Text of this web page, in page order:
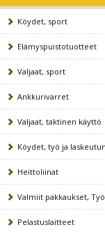
Köydet, sport
Elämyspuistotuotteet
Valjaat, sport
Ankkurivarret
Valjaat, taktinen käyttö
Heittoliinat
Valmiit pakkaukset, Työ
Pelastuslaitteet